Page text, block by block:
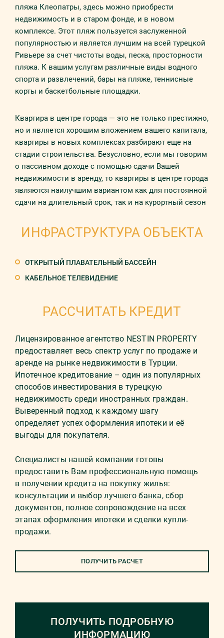
пляжа Клеопатры, здесь можно приобрести
недвижимость и в старом фонде, и в новом
комплексе. Этот пляж пользуется заслуженной
популярностью и является лучшим на всей турецкой
Ривьере за счет чистоты воды, песка, просторности
пляжа. К вашим услугам различные виды водного
спорта и развлечений, бары на пляже, теннисные
корты и баскетбольные площадки.
Квартира в центре города — это не только престижно,
но и является хорошим вложением вашего капитала,
квартиры в новых комплексах разбирают еще на
стадии строительства. Безусловно, если мы говорим
о пассивном доходе с помощью сдачи Вашей
недвижимости в аренду, то квартиры в центре города
являются наилучшим вариантом как для постоянной
сдачи на длительный срок, так и на курортный сезон
ИНФРАСТРУКТУРА ОБЪЕКТА
ОТКРЫТЫЙ ПЛАВАТЕЛЬНЫЙ БАССЕЙН
КАБЕЛЬНОЕ ТЕЛЕВИДЕНИЕ
РАССЧИТАТЬ КРЕДИТ
Лицензированное агентство NESTIN PROPERTY
предоставляет весь спектр услуг по продаже и
аренде на рынке недвижимости в Турции.
Ипотечное кредитование – один из популярных
способов инвестирования в турецкую
недвижимость среди иностранных граждан.
Выверенный подход к каждому шагу
определяет успех оформления ипотеки и её
выгоды для покупателя.
Специалисты нашей компании готовы
предоставить Вам профессиональную помощь
в получении кредита на покупку жилья:
консультации и выбор лучшего банка, сбор
документов, полное сопровождение на всех
этапах оформления ипотеки и сделки купли-
продажи.
ПОЛУЧИТЬ РАСЧЕТ
ПОЛУЧИТЬ ПОДРОБНУЮ
ИНФОРМАЦИЮ